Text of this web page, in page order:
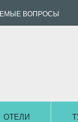
ВОПРОСЫ
ОТЕЛИ